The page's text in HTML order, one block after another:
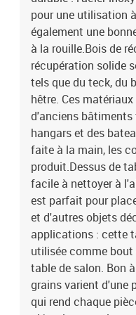
pour une utilisation
également une
à la rouille.Bois de
récupération solide
tels que du teck, du
hêtre. Ces
d'anciens bâtiments
hangars et des
faite à la main, les
produit.Dessus de
facile à nettoyer à
est parfait pour
et d'autres objets
applications : cette
utilisée comme
table de salon. Bon
grains varient d'une
qui rend chaque